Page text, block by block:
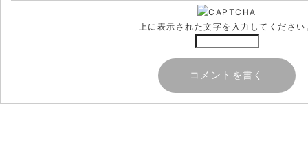
上に表示された文字を入力してください